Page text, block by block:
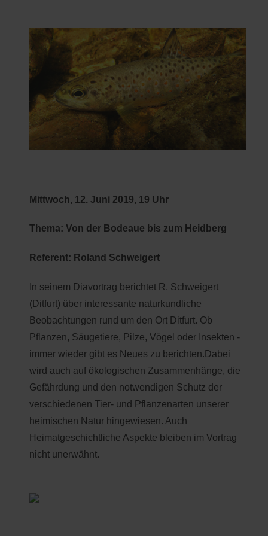
Mittwoch, 12. Juni 2019, 19 Uhr
Thema: Von der Bodeaue bis zum Heidberg
Referent: Roland Schweigert
In seinem Diavortrag berichtet R. Schweigert
(Ditfurt) über interessante naturkundliche
Beobachtungen rund um den Ort Ditfurt. Ob
Pflanzen, Säugetiere, Pilze, Vögel oder Insekten -
immer wieder gibt es Neues zu berichten.Dabei
wird auch auf ökologischen Zusammenhänge, die
Gefährdung und den notwendigen Schutz der
verschiedenen Tier- und Pflanzenarten unserer
heimischen Natur hingewiesen. Auch
Heimatgeschichtliche Aspekte bleiben im Vortrag
nicht unerwähnt.